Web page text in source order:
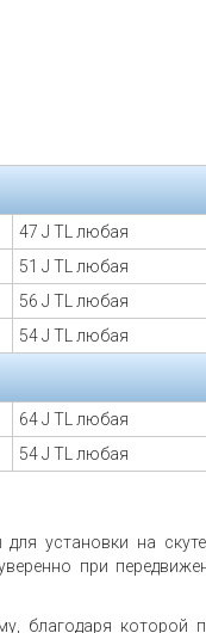
47 J TL любая
51 J TL любая
56 J TL любая
54 J TL любая
64 J TL любая
54 J TL любая
установки на
при
благодаря которой